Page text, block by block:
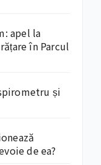
apel la
în Parcul
și
de ea?